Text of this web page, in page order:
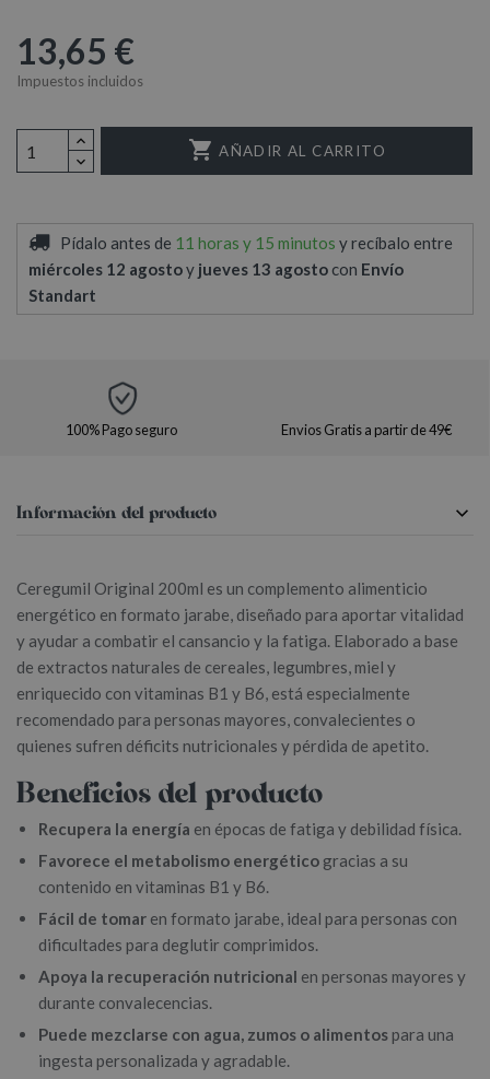
13,65 €
Impuestos incluidos
 AÑADIR AL CARRITO
Pídalo antes de 11 horas y 15 minutos y recíbalo entre
miércoles 12 agostoy jueves 13 agosto con Envío
Standart
100% Pago seguro Envios Gratis a partir de 49€
Información del producto
Ceregumil Original 200ml es un complemento alimenticio
energético en formato jarabe, diseñado para aportar vitalidad
y ayudar a combatir el cansancio y la fatiga. Elaborado a base
de extractos naturales de cereales, legumbres, miel y
enriquecido con vitaminas B1 y B6, está especialmente
recomendado para personas mayores, convalecientes o
quienes sufren déficits nutricionales y pérdida de apetito.
Beneficios del producto
Recupera la energía en épocas de fatiga y debilidad física.
Favorece el metabolismo energético gracias a su
contenido en vitaminas B1 y B6.
Fácil de tomar en formato jarabe, ideal para personas con
dificultades para deglutir comprimidos.
Apoya la recuperación nutricional en personas mayores y
durante convalecencias.
Puede mezclarse con agua, zumos o alimentos para una
ingesta personalizada y agradable.